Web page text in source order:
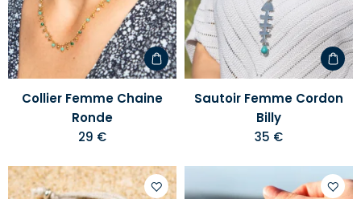
liste
d'envies
Collier Femme Chaine
Ronde
29 €
liste
Sautoir Femme Cordon
Billy
35 €